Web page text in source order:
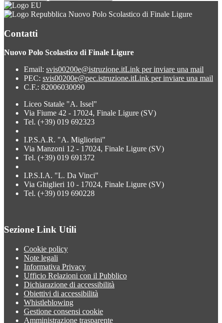
Nuovo Polo Scolastico di Finale Ligure
Contatti
Nuovo Polo Scolastico di Finale Ligure
Email: svis00200e@istruzione.itLink per inviare una mail
PEC: svis00200e@pec.istruzione.itLink per inviare una mail
C.F.: 82006030090
Liceo Statale "A. Issel"
Via Fiume 42 - 17024, Finale Ligure (SV)
Tel. (+39) 019 692323
I.P.S.A.R. "A. Migliorini"
Via Manzoni 12 - 17024, Finale Ligure (SV)
Tel. (+39) 019 691372
I.P.S.I.A. "L. Da Vinci"
Via Ghiglieri 10 - 17024, Finale Ligure (SV)
Tel. (+39) 019 690228
Sezione Link Utili
Cookie policy
Note legali
Informativa Privacy
Ufficio Relazioni con il Pubblico
Dichiarazione di accessibilità
Obiettivi di accessibilità
Whistleblowing
Gestione consensi cookie
Amministrazione trasparente